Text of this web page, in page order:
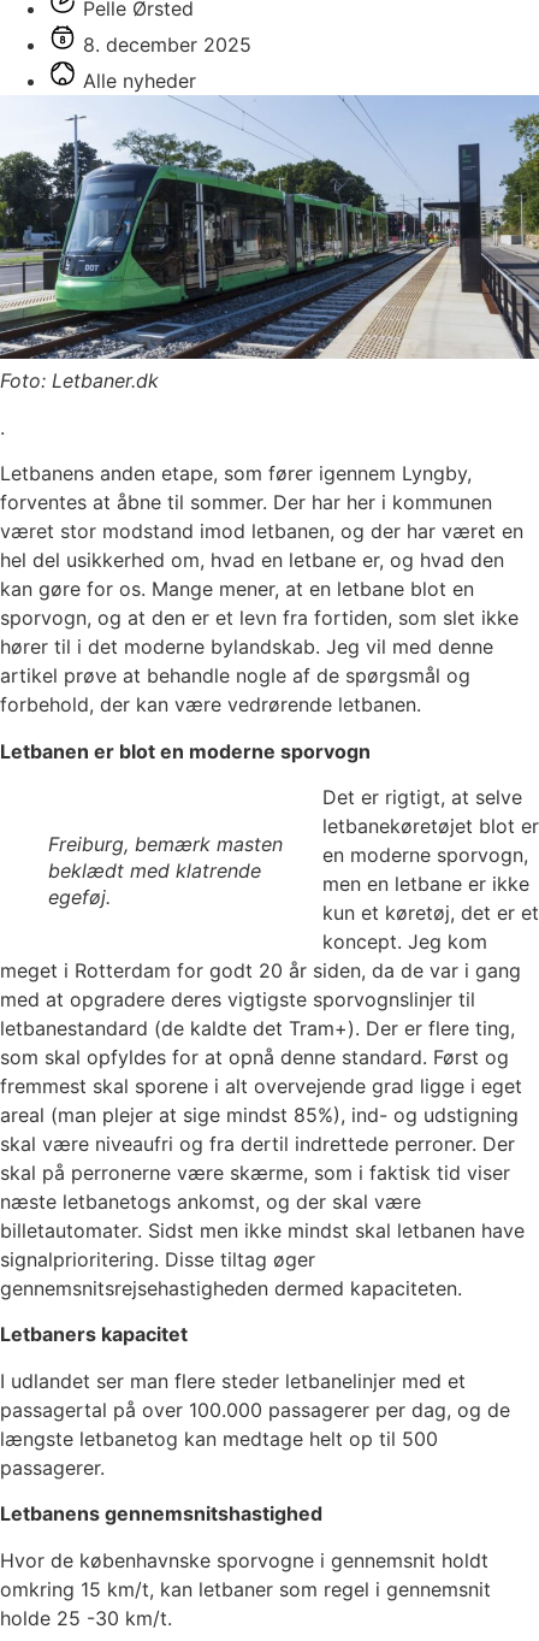
Pelle Ørsted
8. december 2025
Alle nyheder
Foto: Letbaner.dk
.
Letbanens anden etape, som fører igennem Lyngby,
forventes at åbne til sommer. Der har her i kommunen
været stor modstand imod letbanen, og der har været en
hel del usikkerhed om, hvad en letbane er, og hvad den
kan gøre for os. Mange mener, at en letbane blot en
sporvogn, og at den er et levn fra fortiden, som slet ikke
hører til i det moderne bylandskab. Jeg vil med denne
artikel prøve at behandle nogle af de spørgsmål og
forbehold, der kan være vedrørende letbanen.
Letbanen er blot en moderne sporvogn
Freiburg, bemærk masten
beklædt med klatrende
egeføj.
Det er rigtigt, at selve
letbanekøretøjet blot er
en moderne sporvogn,
men en letbane er ikke
kun et køretøj, det er et
koncept. Jeg kom
meget i Rotterdam for godt 20 år siden, da de var i gang
med at opgradere deres vigtigste sporvognslinjer til
letbanestandard (de kaldte det Tram+). Der er flere ting,
som skal opfyldes for at opnå denne standard. Først og
fremmest skal sporene i alt overvejende grad ligge i eget
areal (man plejer at sige mindst 85%), ind- og udstigning
skal være niveaufri og fra dertil indrettede perroner. Der
skal på perronerne være skærme, som i faktisk tid viser
næste letbanetogs ankomst, og der skal være
billetautomater. Sidst men ikke mindst skal letbanen have
signalprioritering. Disse tiltag øger
gennemsnitsrejsehastigheden dermed kapaciteten.
Letbaners kapacitet
I udlandet ser man flere steder letbanelinjer med et
passagertal på over 100.000 passagerer per dag, og de
længste letbanetog kan medtage helt op til 500
passagerer.
Letbanens gennemsnitshastighed
Hvor de københavnske sporvogne i gennemsnit holdt
omkring 15 km/t, kan letbaner som regel i gennemsnit
holde 25 -30 km/t.